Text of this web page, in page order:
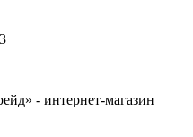
- интернет-магазин